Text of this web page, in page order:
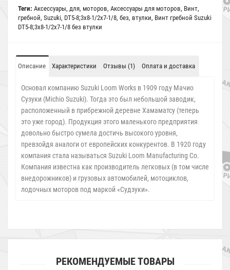
Теги: Аксессуары, для, моторов, Аксессуары для моторов, Винт,
гребной, Suzuki, DT5-8;3x8-1/2x7-1/8, без, втулки, Винт гребной Suzuki
DT5-8;3x8-1/2x7-1/8 без втулки
Описание Характеристики Отзывы (1) Оплата и доставка
Основал компанию Suzuki Loom Works в 1909 году Мачио
Сузуки (Michio Suzuki). Тогда это был небольшой заводик,
расположенный в прибрежной деревне Хамаматсу (теперь
это уже город). Продукция этого маленького предприятия
довольно быстро сумела достичь высокого уровня,
превзойдя аналоги от европейских конкурентов. В 1920 году
компания стала называться Suzuki Loom Manufacturing Co.
Компания известна как производитель легковых (в том числе
внедорожников) и грузовых автомобилей, мотоциклов,
лодочных моторов под маркой «Судзуки».
РЕКОМЕНДУЕМЫЕ ТОВАРЫ